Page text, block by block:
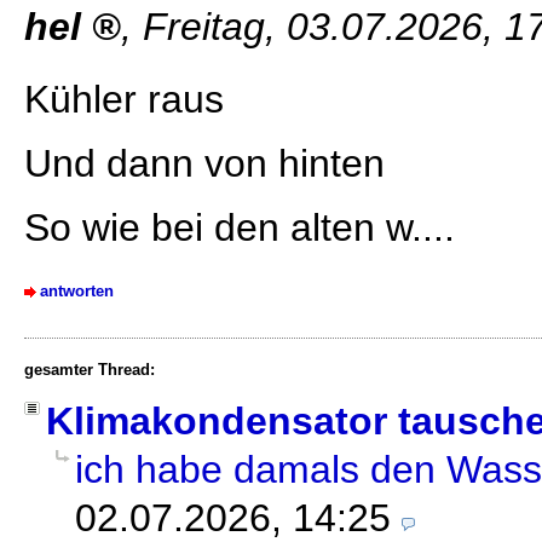
hel , Freitag, 03.07.2026,
Kühler raus
Und dann von hinten
So wie bei den alten w....
antworten
gesamter Thread:
Klimakondensator
ich habe damals den
02.07.2026, 14:25